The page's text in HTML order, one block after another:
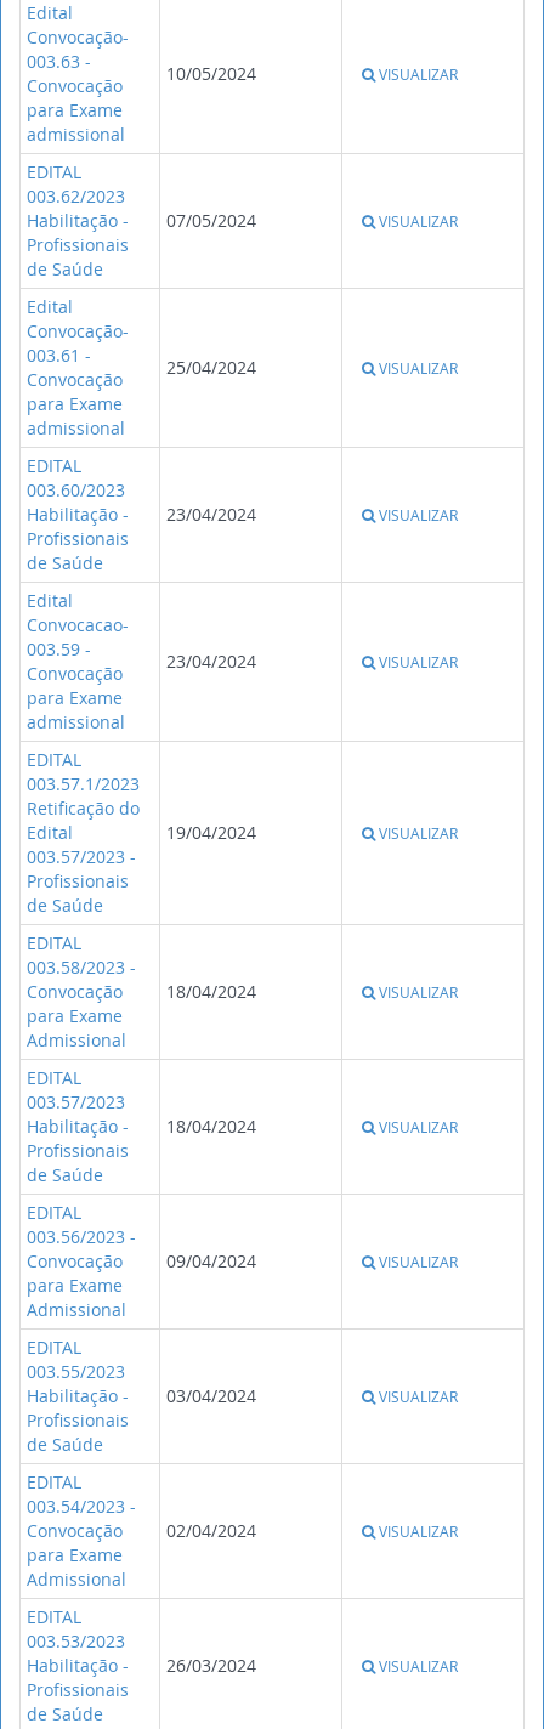
Edital
Convocação-
003.63 -
Convocação
para Exame
admissional
10/05/2024 VISUALIZAR
EDITAL
003.62/2023
Habilitação -
Profissionais
de Saúde
07/05/2024 VISUALIZAR
Edital
Convocação-
003.61 -
Convocação
para Exame
admissional
25/04/2024 VISUALIZAR
EDITAL
003.60/2023
Habilitação -
Profissionais
de Saúde
23/04/2024 VISUALIZAR
Edital
Convocacao-
003.59 -
Convocação
para Exame
admissional
23/04/2024 VISUALIZAR
EDITAL
003.57.1/2023
Retificação do
Edital
003.57/2023 -
Profissionais
de Saúde
19/04/2024 VISUALIZAR
EDITAL
003.58/2023 -
Convocação
para Exame
Admissional
18/04/2024 VISUALIZAR
EDITAL
003.57/2023
Habilitação -
Profissionais
de Saúde
18/04/2024 VISUALIZAR
EDITAL
003.56/2023 -
Convocação
para Exame
Admissional
09/04/2024 VISUALIZAR
EDITAL
003.55/2023
Habilitação -
Profissionais
de Saúde
03/04/2024 VISUALIZAR
EDITAL
003.54/2023 -
Convocação
para Exame
Admissional
02/04/2024 VISUALIZAR
EDITAL
003.53/2023
Habilitação -
Profissionais
de Saúde
26/03/2024 VISUALIZAR